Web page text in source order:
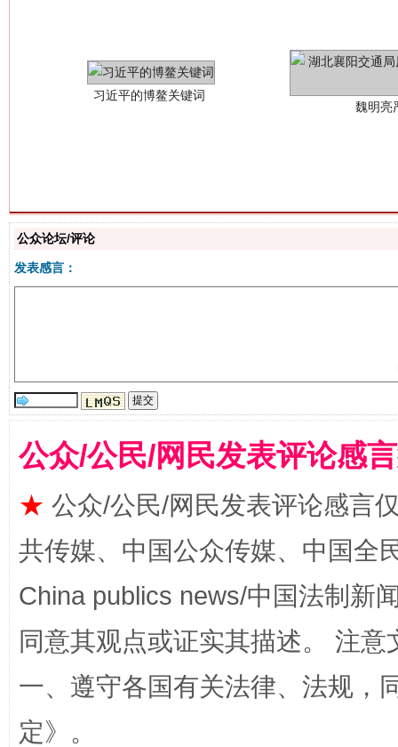
生
揭批美国五大"原罪" "炒
公众论坛/评论
发表感言：
公众/公民/网民发表评论感
★ 公众/公民/网民发表评论感言
共传媒、中国公众传媒、中国全
China publics news/中国法制新
同意其观点或证实其描述。 注
一、遵守各国有关法律、法规，
定》。